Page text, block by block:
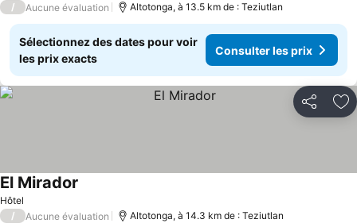
/ Aucune évaluation Altotonga, à 13.5 km de : Teziutlan
Sélectionnez des dates pour voir
les prix exacts
Consulter les prix
Partager
Hôtel
El Mirador
/ Aucune évaluation Altotonga, à 14.3 km de : Teziutlan